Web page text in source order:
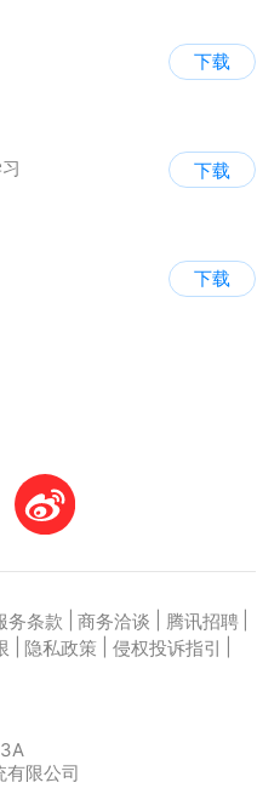
下载
下载
下载
务条款 商务洽谈 腾讯招聘
隐私政策 侵权投诉指引
限公司